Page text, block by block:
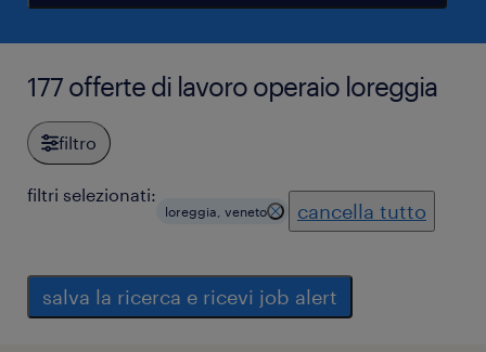
177 offerte di lavoro operaio loreggia
filtro
filtri selezionati:
loreggia, veneto cancella tutto
salva la ricerca e ricevi job alert